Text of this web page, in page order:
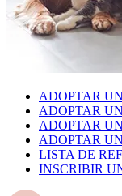
ADOPTAR
ADOPTAR
ADOPTAR
ADOPTAR
LISTA DE
INSCRIBIR